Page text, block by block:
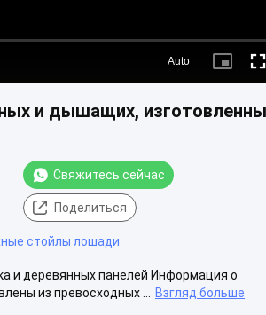
Auto
Picture-
и дышащих,
Свяжитесь сейчас
Поделиться
стойлы лошади
и деревянных панелей Информация о
из превосходных ...
Взгляд больше